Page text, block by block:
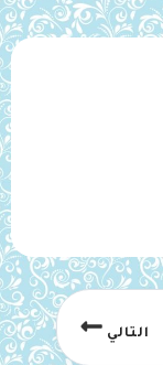
التالي